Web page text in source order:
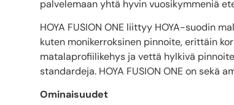
palvelemaan yhtä hyvin vuosikymmeniä
HOYA FUSION ONE liittyy HOYA-suodin
kuten monikerroksinen pinnoite, erittäin
matalaprofiilikehys ja vettä hylkivä
standardeja. HOYA FUSION ONE on
Ominaisuudet